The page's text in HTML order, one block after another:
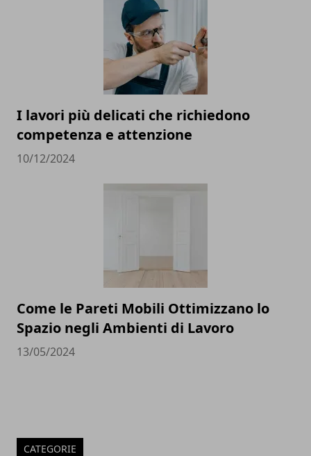
I lavori più delicati che richiedono
competenza e attenzione
10/12/2024
Come le Pareti Mobili Ottimizzano lo
Spazio negli Ambienti di Lavoro
13/05/2024
CATEGORIE